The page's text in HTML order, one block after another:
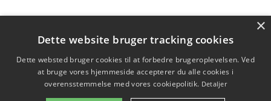
Varekategorier
Produkter
×
Dette website bruger tracking cookies
Dette websted bruger cookies til at forbedre brugeroplevelsen. Ved
at bruge vores hjemmeside accepterer du alle cookies i
overensstemmelse med vores cookiepolitik. Detaljer